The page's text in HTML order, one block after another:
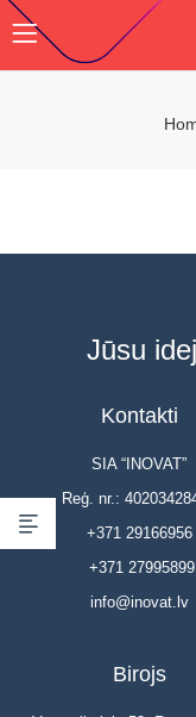
Jūsu
Kontakti
SIA “INOVAT”
Reģ. nr.:
+371 29166956
+371 27995899
info@inovat.lv
Birojs